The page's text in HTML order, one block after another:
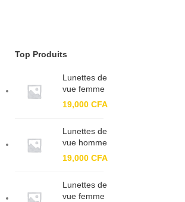
Top Produits
Lunettes de
vue femme
BF 82196
19,000CFA
Lunettes de
vue homme
BF 91380
19,000CFA
Lunettes de
vue femme